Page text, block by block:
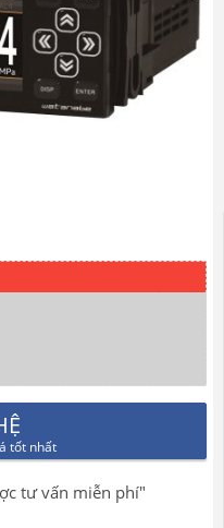
tốt nhất
tư vấn miễn phí"